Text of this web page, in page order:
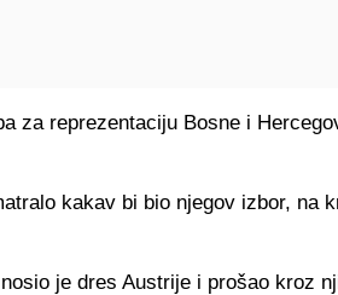
za reprezentaciju Bosne i
kakav bi bio njegov izbor, na
je dres Austrije i prošao kroz